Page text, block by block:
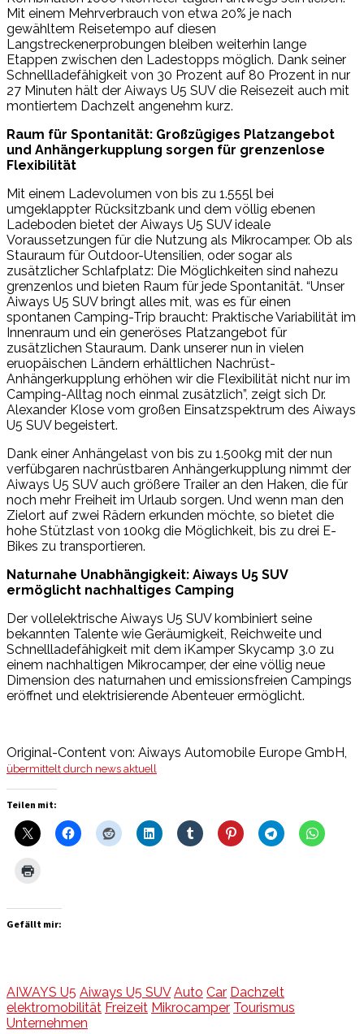
Mit einem Mehrverbrauch von etwa 20% je nach
gewähltem Reisetempo auf diesen
Langstreckenerprobungen bleiben weiterhin lange
Etappen zwischen den Ladestopps möglich. Dank seiner
Schnellladefähigkeit von 30 Prozent auf 80 Prozent in nur
27 Minuten hält der Aiways U5 SUV die Reisezeit auch mit
montiertem Dachzelt angenehm kurz.
Raum für Spontanität: Großzügiges Platzangebot
und Anhängerkupplung sorgen für grenzenlose
Flexibilität
Mit einem Ladevolumen von bis zu 1.555l bei
umgeklappter Rücksitzbank und dem völlig ebenen
Ladeboden bietet der Aiways U5 SUV ideale
Voraussetzungen für die Nutzung als Mikrocamper. Ob als
Stauraum für Outdoor-Utensilien, oder sogar als
zusätzlicher Schlafplatz: Die Möglichkeiten sind nahezu
grenzenlos und bieten Raum für jede Spontanität. “Unser
Aiways U5 SUV bringt alles mit, was es für einen
spontanen Camping-Trip braucht: Praktische Variabilität im
Innenraum und ein generöses Platzangebot für
zusätzlichen Stauraum. Dank unserer nun in vielen
eruopäischen Ländern erhältlichen Nachrüst-
Anhängerkupplung erhöhen wir die Flexibilität nicht nur im
Camping-Alltag noch einmal zusätzlich”, zeigt sich Dr.
Alexander Klose vom großen Einsatzspektrum des Aiways
U5 SUV begeistert.
Dank einer Anhängelast von bis zu 1.500kg mit der nun
verfübgaren nachrüstbaren Anhängerkupplung nimmt der
Aiways U5 SUV auch größere Trailer an den Haken, die für
noch mehr Freiheit im Urlaub sorgen. Und wenn man den
Zielort auf zwei Rädern erkunden möchte, so bietet die
hohe Stützlast von 100kg die Möglichkeit, bis zu drei E-
Bikes zu transportieren.
Naturnahe Unabhängigkeit: Aiways U5 SUV
ermöglicht nachhaltiges Camping
Der vollelektrische Aiways U5 SUV kombiniert seine
bekannten Talente wie Geräumigkeit, Reichweite und
Schnellladefähigkeit mit dem iKamper Skycamp 3.0 zu
einem nachhaltigen Mikrocamper, der eine völlig neue
Dimension des naturnahen und emissionsfreien Campings
eröffnet und elektrisierende Abenteuer ermöglicht.
Original-Content von: Aiways Automobile Europe GmbH,
übermittelt durch news aktuell
Teilen mit:
Gefällt mir:
AIWAYS U5 Aiways U5 SUV Auto Car Dachzelt
elektromobilität Freizeit Mikrocamper Tourismus
Unternehmen